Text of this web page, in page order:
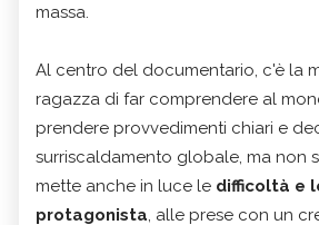
massa.
Al centro del documentario, c'è la
ragazza di far comprendere al
prendere provvedimenti chiari e
surriscaldamento globale, ma non
mette anche in luce le difficoltà e
protagonista, alle prese con un